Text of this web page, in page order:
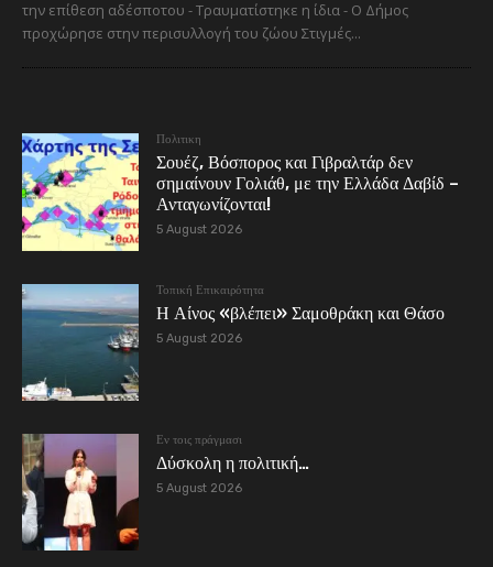
την επίθεση αδέσποτου - Τραυματίστηκε η ίδια - Ο Δήμος
προχώρησε στην περισυλλογή του ζώου Στιγμές...
Πολιτικη
Σουέζ, Βόσπορος και Γιβραλτάρ δεν
σημαίνουν Γολιάθ, με την Ελλάδα Δαβίδ –
Ανταγωνίζονται!
5 August 2026
Τοπική Επικαιρότητα
Η Αίνος «βλέπει» Σαμοθράκη και Θάσο
5 August 2026
Εν τοις πράγμασι
Δύσκολη η πολιτική…
5 August 2026